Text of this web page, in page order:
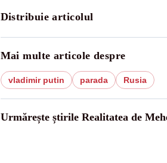
Distribuie articolul
Mai multe articole despre
vladimir putin parada Rusia
Urmărește știrile Realitatea de